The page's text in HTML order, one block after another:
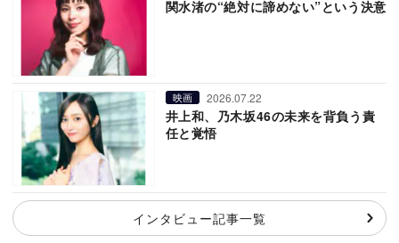
関水渚の“絶対に諦めない”という決意
映画 2026.07.22
井上和、乃木坂46の未来を背負う責
任と覚悟
インタビュー記事一覧